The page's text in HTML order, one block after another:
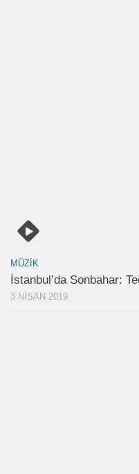
MÜZIK
İstanbul’da Sonbahar:
3 NISAN 2019